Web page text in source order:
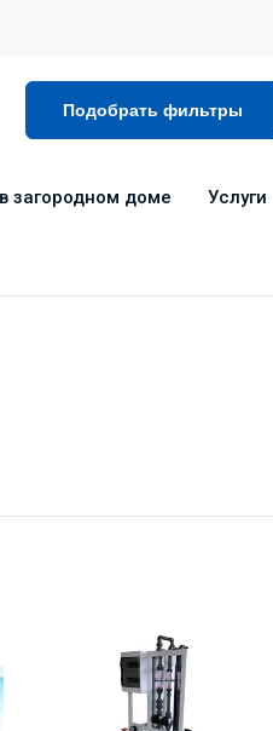
Подобрать фильтры
загородном доме Услуги